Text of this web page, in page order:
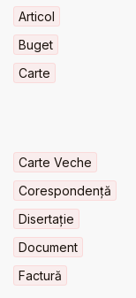
Articol
Buget
Carte
Carte Veche
Corespondență
Disertație
Document
Factură